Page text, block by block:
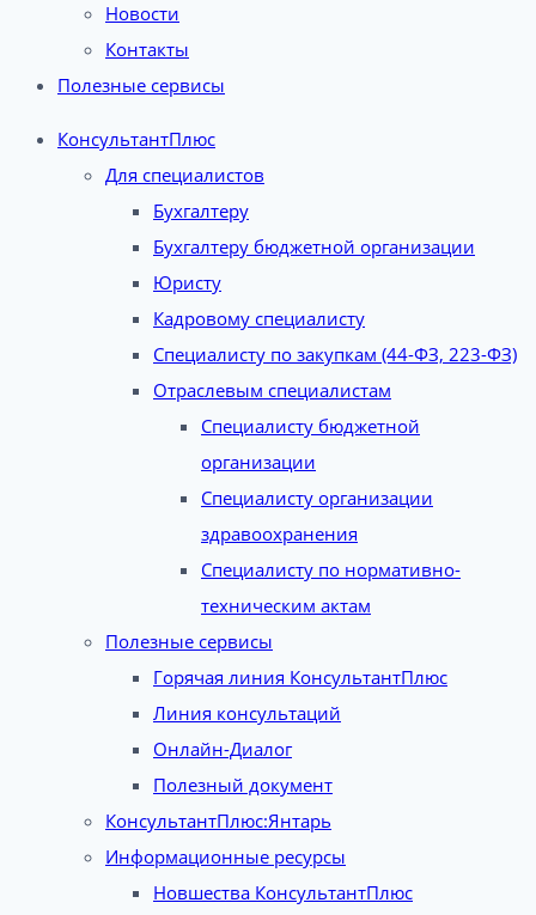
Новости
Контакты
Полезные сервисы
КонсультантПлюс
Для специалистов
Бухгалтеру
Бухгалтеру бюджетной организации
Юристу
Кадровому специалисту
Специалисту по закупкам (44-ФЗ, 223-ФЗ)
Отраслевым специалистам
Специалисту бюджетной
организации
Специалисту организации
здравоохранения
Специалисту по нормативно-
техническим актам
Полезные сервисы
Горячая линия КонсультантПлюс
Линия консультаций
Онлайн-Диалог
Полезный документ
КонсультантПлюс:Янтарь
Информационные ресурсы
Новшества КонсультантПлюс